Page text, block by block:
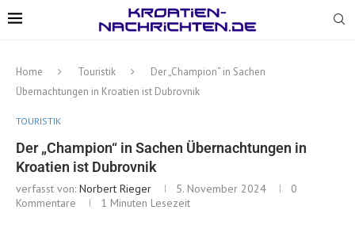
Home Touristik
Der „Champion“ in Sachen
Übernachtungen in Kroatien ist Dubrovnik
TOURISTIK
Der „Champion“ in Sachen Übernachtungen in
Kroatien ist Dubrovnik
verfasst von: Norbert Rieger 5. November 2024
0
Kommentare
1 Minuten Lesezeit